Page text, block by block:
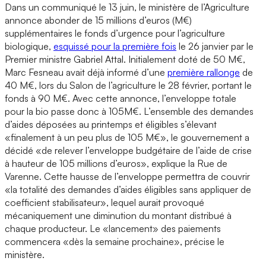
Dans un communiqué le 13 juin, le ministère de l’Agriculture
annonce abonder de 15 millions d’euros (M€)
supplémentaires le fonds d’urgence pour l’agriculture
biologique, esquissé pour la première fois le 26 janvier par le
Premier ministre Gabriel Attal. Initialement doté de 50 M€,
Marc Fesneau avait déjà informé d’une première rallonge de
40 M€, lors du Salon de l’agriculture le 28 février, portant le
fonds à 90 M€. Avec cette annonce, l’enveloppe totale
pour la bio passe donc à 105M€. L’ensemble des demandes
d’aides déposées au printemps et éligibles s’élevant
«finalement à un peu plus de 105 M€», le gouvernement a
décidé «de relever l’enveloppe budgétaire de l’aide de crise
à hauteur de 105 millions d’euros», explique la Rue de
Varenne. Cette hausse de l’enveloppe permettra de couvrir
«la totalité des demandes d’aides éligibles sans appliquer de
coefficient stabilisateur», lequel aurait provoqué
mécaniquement une diminution du montant distribué à
chaque producteur. Le «lancement» des paiements
commencera «dès la semaine prochaine», précise le
ministère.